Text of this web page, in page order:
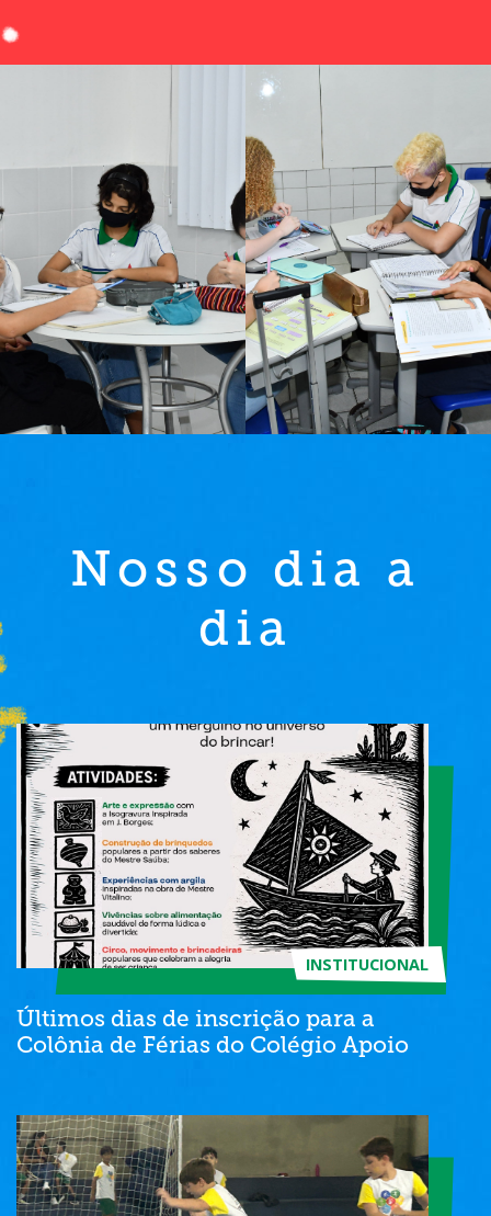
Nosso dia a
dia
INSTITUCIONAL
Últimos dias de inscrição para a
Colônia de Férias do Colégio Apoio